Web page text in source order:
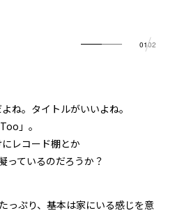
0102
ね。タイトルがいいよね。
」。
レコード棚とか
っているのだろうか？
っぷり、基本は家にいる感じを意